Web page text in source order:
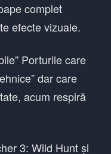
complet
efecte vizuale.
Porturile care
dar care
acum respiră
3: Wild Hunt și